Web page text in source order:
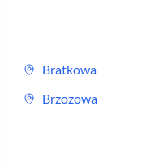
Bratkowa
Brzozowa